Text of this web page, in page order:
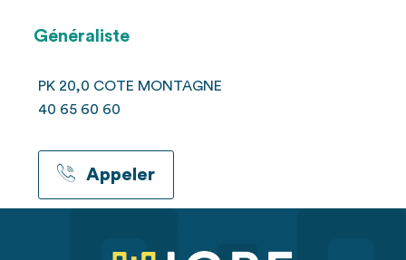
Généraliste
PK 20,0 COTE MONTAGNE
40 65 60 60
Appeler